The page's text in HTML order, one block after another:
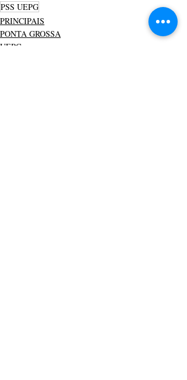
PSS UEPG
PRINCIPAIS
PONTA GROSSA
UEPG